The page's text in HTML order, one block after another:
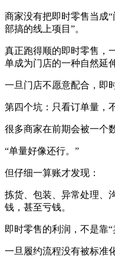
商家没有把即时零售当成
部搞的线上项目”。
真正跑得顺的即时零售，
单成为门店的一种自然延
一旦门店不愿意配合，即
第四个坑：只看订单量，
很多商家在前期会被一个
“单量好像还行。”
但仔细一算账才发现：
拣货、包装、异常处理、
钱，甚至亏钱。
即时零售的利润，不是靠“
一旦履约流程没有被标准